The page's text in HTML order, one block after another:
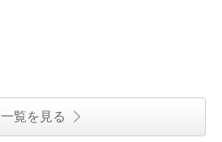
一覧を見る